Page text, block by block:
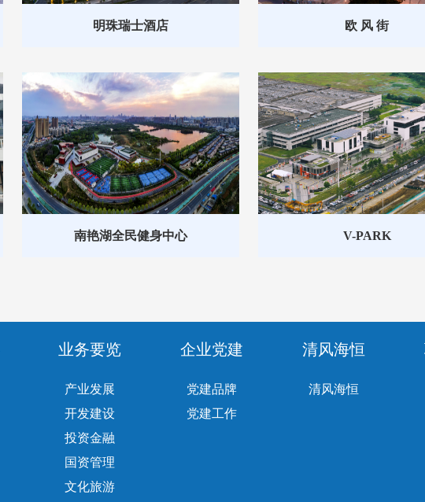
明珠瑞士酒店 欧 风 街
南艳湖全民健身中心 V-PARK
业务要览
产业发展
开发建设
投资金融
国资管理
文化旅游
企业党建
党建品牌
党建工作
清风海恒
清风海恒